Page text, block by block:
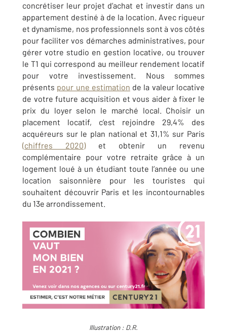
concrétiser leur projet d’achat et investir dans un
appartement destiné à de la location. Avec rigueur
et dynamisme, nos professionnels sont à vos côtés
pour faciliter vos démarches administratives, pour
gérer votre studio en gestion locative, ou trouver
le T1 qui correspond au meilleur rendement locatif
pour votre investissement. Nous sommes
présents pour une estimation de la valeur locative
de votre future acquisition et vous aider à fixer le
prix du loyer selon le marché local. Choisir un
placement locatif, c’est rejoindre 29,4% des
acquéreurs sur le plan national et 31,1% sur Paris
(chiffres 2020)et obtenir un revenu
complémentaire pour votre retraite grâce à un
logement loué à un étudiant toute l’année ou une
location saisonnière pour les touristes qui
souhaitent découvrir Paris et les incontournables
du 13e arrondissement.
Illustration : D.R.